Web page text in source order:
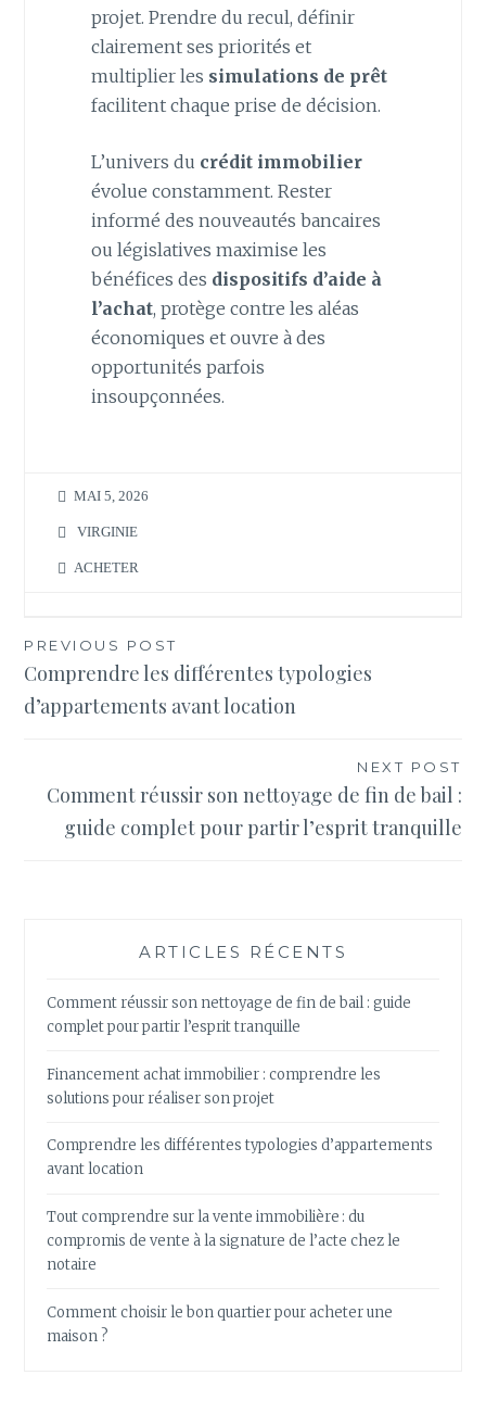
projet. Prendre du recul, définir
clairement ses priorités et
multiplier les simulations de prêt
facilitent chaque prise de décision.
L’univers du crédit immobilier
évolue constamment. Rester
informé des nouveautés bancaires
ou législatives maximise les
bénéfices des dispositifs d’aide à
l’achat, protège contre les aléas
économiques et ouvre à des
opportunités parfois
insoupçonnées.
MAI 5, 2026
VIRGINIE
ACHETER
Navigation
de
l’article
PREVIOUS POST
Comprendre les différentes typologies
d’appartements avant location
NEXT POST
Comment réussir son nettoyage de fin de bail :
guide complet pour partir l’esprit tranquille
ARTICLES RÉCENTS
Comment réussir son nettoyage de fin de bail : guide
complet pour partir l’esprit tranquille
Financement achat immobilier : comprendre les
solutions pour réaliser son projet
Comprendre les différentes typologies d’appartements
avant location
Tout comprendre sur la vente immobilière : du
compromis de vente à la signature de l’acte chez le
notaire
Comment choisir le bon quartier pour acheter une
maison ?